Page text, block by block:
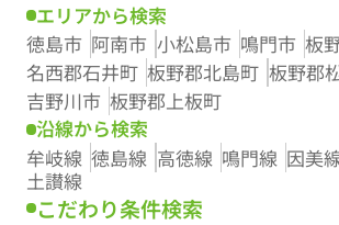
エリアから検索
徳島市 阿南市 小松島市 鳴門市 板
名西郡石井町 板野郡北島町 板野郡
吉野川市 板野郡上板町
沿線から検索
牟岐線 徳島線 高徳線 鳴門線 因美
土讃線
こだわり条件検索